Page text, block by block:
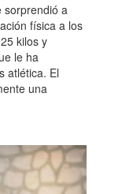
sorprendió a
física a los
kilos y
le ha
atlética. El
una